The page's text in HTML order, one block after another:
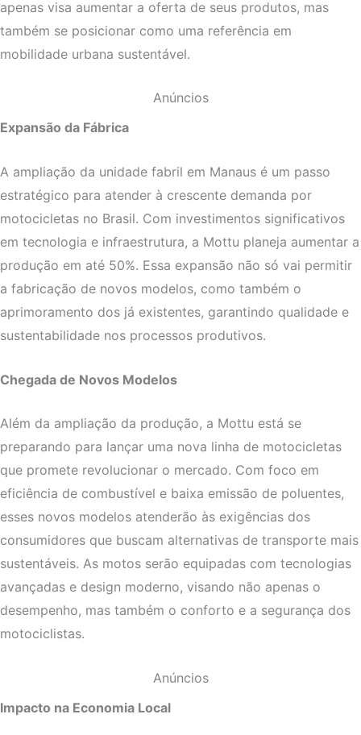
apenas visa aumentar a oferta de seus produtos, mas
também se posicionar como uma referência em
mobilidade urbana sustentável.
Anúncios
Expansão da Fábrica
A ampliação da unidade fabril em Manaus é um passo
estratégico para atender à crescente demanda por
motocicletas no Brasil. Com investimentos significativos
em tecnologia e infraestrutura, a Mottu planeja aumentar a
produção em até 50%. Essa expansão não só vai permitir
a fabricação de novos modelos, como também o
aprimoramento dos já existentes, garantindo qualidade e
sustentabilidade nos processos produtivos.
Chegada de Novos Modelos
Além da ampliação da produção, a Mottu está se
preparando para lançar uma nova linha de motocicletas
que promete revolucionar o mercado. Com foco em
eficiência de combustível e baixa emissão de poluentes,
esses novos modelos atenderão às exigências dos
consumidores que buscam alternativas de transporte mais
sustentáveis. As motos serão equipadas com tecnologias
avançadas e design moderno, visando não apenas o
desempenho, mas também o conforto e a segurança dos
motociclistas.
Anúncios
Impacto na Economia Local